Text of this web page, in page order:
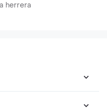
herrera